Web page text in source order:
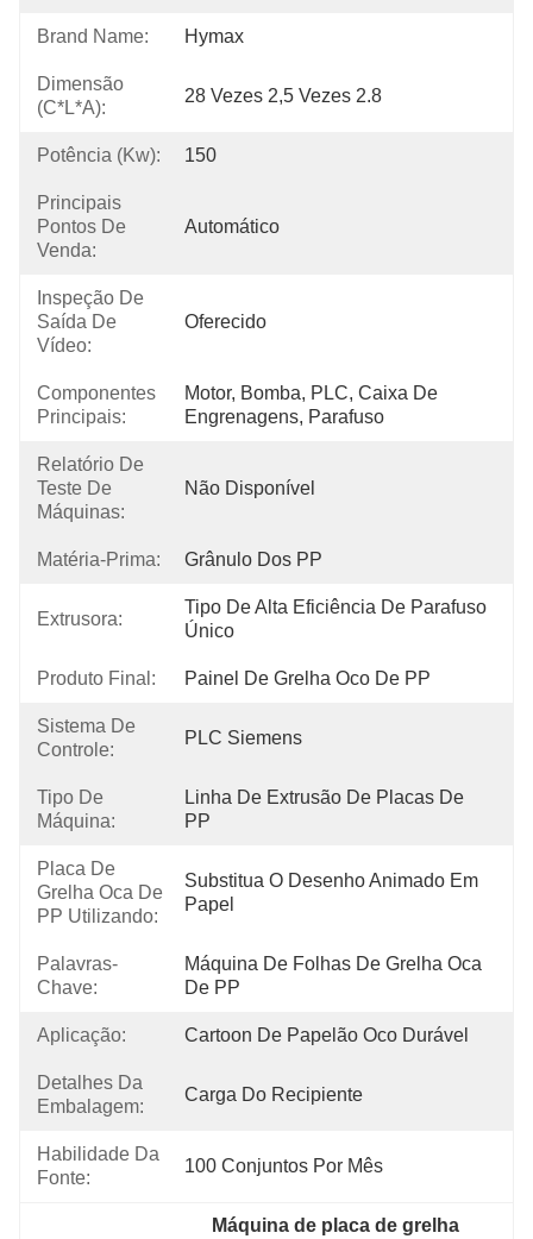
Brand Name: Hymax
Dimensão
(C*L*A):
28 Vezes 2,5 Vezes 2.8
Potência (kw): 150
Principais
Pontos De
Venda:
Automático
Inspeção De
Saída De
Vídeo:
Oferecido
Componentes
Principais:
Motor, Bomba, PLC, Caixa De
Engrenagens, Parafuso
Relatório De
Teste De
Máquinas:
Não Disponível
Matéria-Prima: Grânulo Dos PP
Extrusora:
Tipo De Alta Eficiência De Parafuso
Único
Produto Final: Painel De Grelha Oco De PP
Sistema De
Controle:
PLC Siemens
Tipo De
Máquina:
Linha De Extrusão De Placas De
PP
Placa De
Grelha Oca De
PP Utilizando:
Substitua O Desenho Animado Em
Papel
Palavras-
Chave:
Máquina De Folhas De Grelha Oca
De PP
Aplicação: Cartoon De Papelão Oco Durável
Detalhes Da
Embalagem:
Carga Do Recipiente
Habilidade Da
Fonte:
100 Conjuntos Por Mês
Máquina de placa de grelha